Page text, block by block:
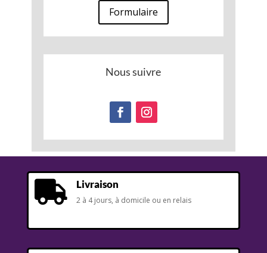
Formulaire
Nous suivre
 Livraison
2 à 4 jours, à domicile ou en relais